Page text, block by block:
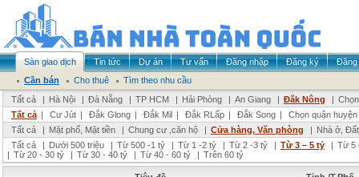
Sàn giao dịch Tin tức Dự án Tư vấn Đăng nhập Đăng ký
Đăng
Cần bán
Cho thuê
Tìm theo nhu cầu
Tất cả
| Hà Nội | Đà Nẵng | TP HCM | Hải Phòng | An Giang | Đắk Nông |
Tất cả | Cư Jút | Đắk Glong | Đắk Mil | Đắk RLấp | Đắk Song |
Chọn quận
Tất cả
| Mặt phố, Mặt tiền | Chung cư ,căn hộ | Cửa hàng, Văn phòng | Nhà ở,
Tất cả
| Dưới 500 triệu | Từ 500 -1 tỷ | Từ 1 -2 tỷ | Từ 2 -3 tỷ | Từ 3 – 5 tỷ | Từ 5
| Từ 20 - 30 tỷ | Từ 30 - 40 tỷ | Từ 40 - 60 tỷ | Trên 60 tỷ